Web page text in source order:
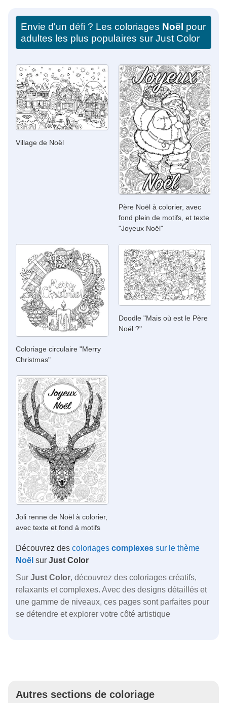
Envie d'un défi ? Les coloriages Noël pour
adultes les plus populaires sur Just Color
Village de Noël
Père Noël à colorier, avec
fond plein de motifs, et texte
"Joyeux Noël"
Coloriage circulaire "Merry
Christmas"
Doodle "Mais où est le Père
Noël ?"
Joli renne de Noël à colorier,
avec texte et fond à motifs
Découvrez des coloriages complexes sur le thème
Noël sur Just Color
Sur Just Color, découvrez des coloriages créatifs,
relaxants et complexes. Avec des designs détaillés et
une gamme de niveaux, ces pages sont parfaites pour
se détendre et explorer votre côté artistique
Autres sections de coloriage